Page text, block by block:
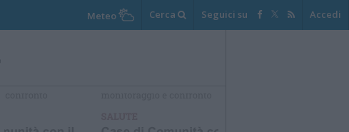
Meteo Cerca Seguici su Accedi